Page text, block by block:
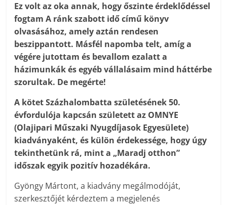
Ez volt az oka annak, hogy őszinte érdeklődéssel
fogtam A ránk szabott idő című könyv
olvasásához, amely aztán rendesen
beszippantott. Másfél napomba telt, amíg a
végére jutottam és bevallom ezalatt a
házimunkák és egyéb vállalásaim mind háttérbe
szorultak. De megérte!
A kötet Százhalombatta születésének 50.
évfordulója kapcsán született az OMNYE
(Olajipari Műszaki Nyugdíjasok Egyesülete)
kiadványaként, és külön érdekessége, hogy úgy
tekinthetünk rá, mint a „Maradj otthon”
időszak egyik pozitív hozadékára.
Gyöngy Mártont, a kiadvány megálmodóját,
szerkesztőjét kérdeztem a megjelenés